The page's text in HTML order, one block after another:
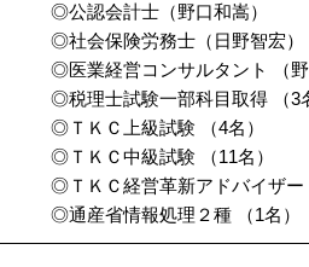
◎公認会計士（野口和嵩）
◎社会保険労務士（日野智宏）
◎医業経営コンサルタント （
◎税理士試験一部科目取得 （3
◎ＴＫＣ上級試験 （4名）
◎ＴＫＣ中級試験 （11名）
◎ＴＫＣ経営革新アドバイザー
◎通産省情報処理２種 （1名）